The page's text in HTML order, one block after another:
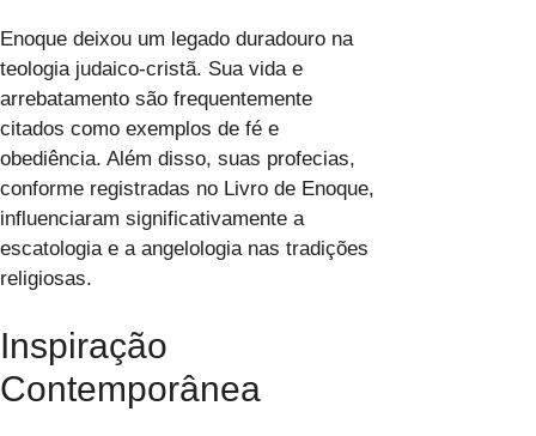
Enoque deixou um legado duradouro na
teologia judaico-cristã. Sua vida e
arrebatamento são frequentemente
citados como exemplos de fé e
obediência. Além disso, suas profecias,
conforme registradas no Livro de Enoque,
influenciaram significativamente a
escatologia e a angelologia nas tradições
religiosas.
Inspiração
Contemporânea